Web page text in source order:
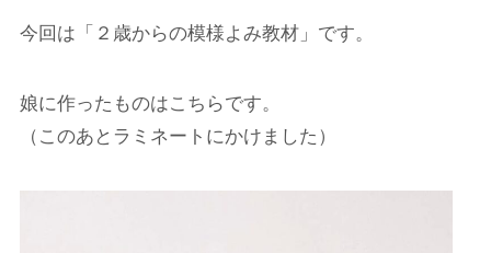
今回は「２歳からの模様よみ教材」です。
娘に作ったものはこちらです。
（このあとラミネートにかけました）